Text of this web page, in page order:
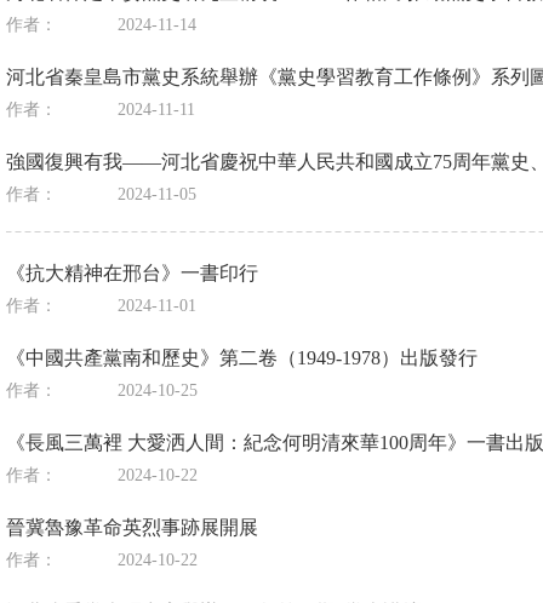
作者： 2024-11-14
河北省秦皇島市黨史系統舉辦《黨史學習教育工作條例》系列
作者： 2024-11-11
強國復興有我——河北省慶祝中華人民共和國成立75周年黨史
作者： 2024-11-05
《抗大精神在邢台》一書印行
作者： 2024-11-01
《中國共產黨南和歷史》第二卷（1949-1978）出版發行
作者： 2024-10-25
《長風三萬裡 大愛洒人間：紀念何明清來華100周年》一書出
作者： 2024-10-22
晉冀魯豫革命英烈事跡展開展
作者： 2024-10-22